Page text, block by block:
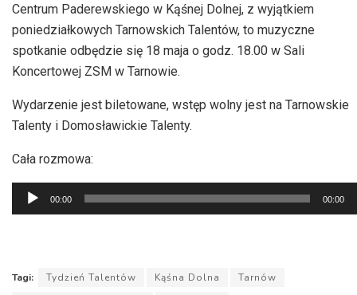
Centrum Paderewskiego w Kąśnej Dolnej, z wyjątkiem
poniedziałkowych Tarnowskich Talentów, to muzyczne
spotkanie odbędzie się 18 maja o godz. 18.00 w Sali
Koncertowej ZSM w Tarnowie.
Wydarzenie jest biletowane, wstęp wolny jest na Tarnowskie
Talenty i Domosławickie Talenty.
Cała rozmowa:
Odtwarzacz
plików
00:00 00:00
Tagi: Tydzień Talentów Kąśna Dolna
Tarnów